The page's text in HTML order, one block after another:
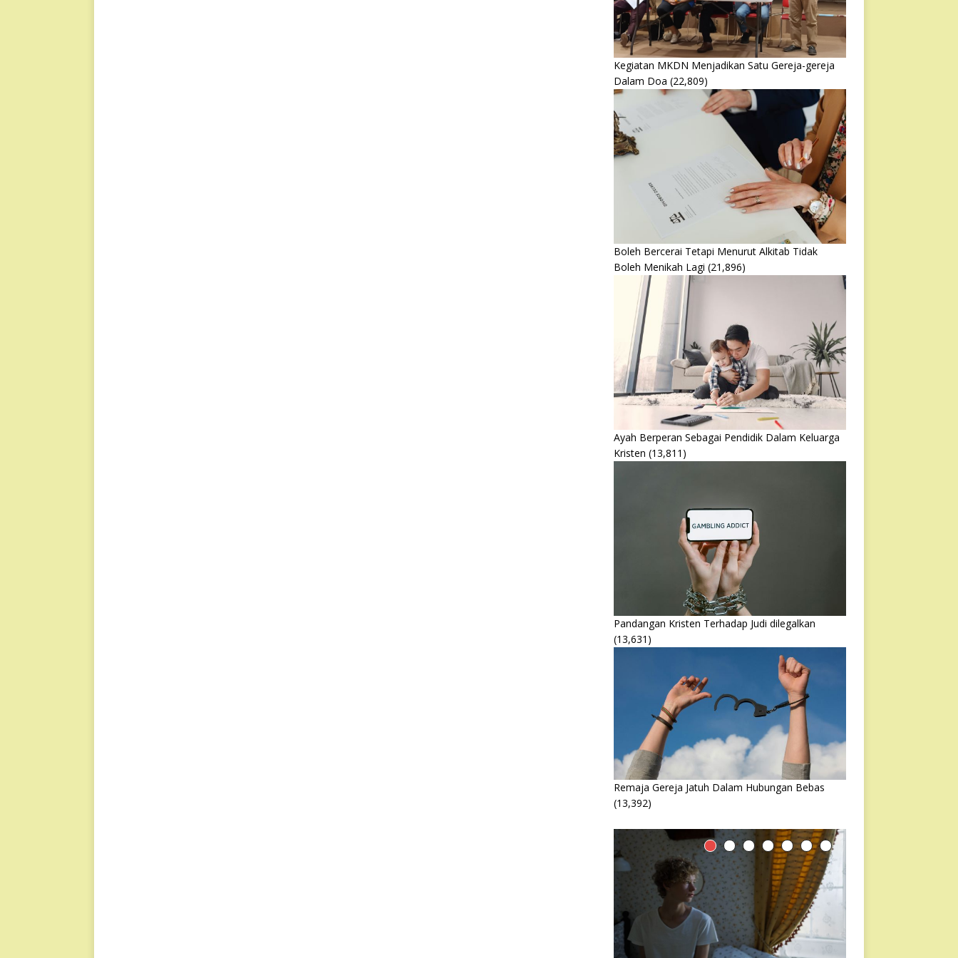
Kegiatan MKDN Menjadikan Satu Gereja-gereja
Dalam Doa (22,809)
Boleh Bercerai Tetapi Menurut Alkitab Tidak
Boleh Menikah Lagi (21,896)
Ayah Berperan Sebagai Pendidik Dalam Keluarga
Kristen (13,811)
Pandangan Kristen Terhadap Judi dilegalkan
(13,631)
Remaja Gereja Jatuh Dalam Hubungan Bebas
(13,392)